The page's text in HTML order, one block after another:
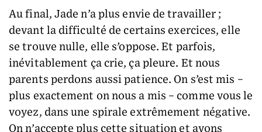
Au final, Jade n’a plus envie de travailler ;
devant la difficulté de certains exercices, elle
se trouve nulle, elle s’oppose. Et parfois,
inévitablement ça crie, ça pleure. Et nous
parents perdons aussi patience. On s’est mis –
plus exactement on nous a mis – comme vous le
voyez, dans une spirale extrêmement négative.
On n’accepte plus cette situation et avons